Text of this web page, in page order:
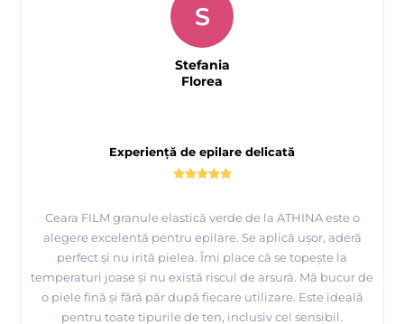
Experiență de epilare delicată
Ceara FILM granule elastică verde de la ATHINA este o
alegere excelentă pentru epilare. Se aplică ușor, aderă
perfect și nu irită pielea. Îmi place că se topește la
temperaturi joase și nu există riscul de arsură. Mă bucur de
o piele fină și fără păr după fiecare utilizare. Este ideală
pentru toate tipurile de ten, inclusiv cel sensibil.
S
Stefania
Florea